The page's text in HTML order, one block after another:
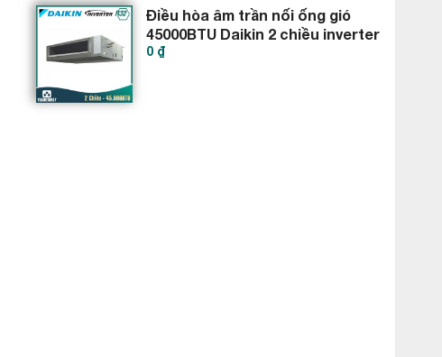
Điều hòa âm trần nối ống gió
45000BTU Daikin 2 chiều inverter
FBA125BVMA9-RZA125DV1
0 ₫